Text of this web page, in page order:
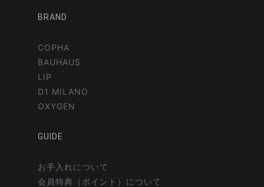
BRAND
COPHA
BAUHAUS
LIP
D1 MILANO
OXYGEN
GUIDE
お手入れについて
会員特典（ポイント）について